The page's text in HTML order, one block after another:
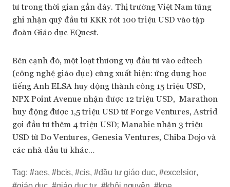
tư trong thời gian gần đây. Thị trường Việt Nam từng
ghi nhận quỹ đầu tư KKR rót 100 triệu USD vào tập
đoàn Giáo dục EQuest.
Bên cạnh đó, một loạt thương vụ đầu tư vào edtech
(công nghệ giáo dục) cũng xuất hiện: ứng dụng học
tiếng Anh ELSA huy động thành công 15 triệu USD,
NPX Point Avenue nhận được 12 triệu USD, Marathon
huy động được 1,5 triệu USD từ Forge Ventures, Astrid
gọi đầu tư thêm 4 triệu USD; Manabie nhận 3 triệu
USD từ Do Ventures, Genesia Ventures, Chiba Dojo và
các nhà đầu tư khác…
Tag: #aes, #bcis,#cis,#đầu tư giáo dục, #excelsior,